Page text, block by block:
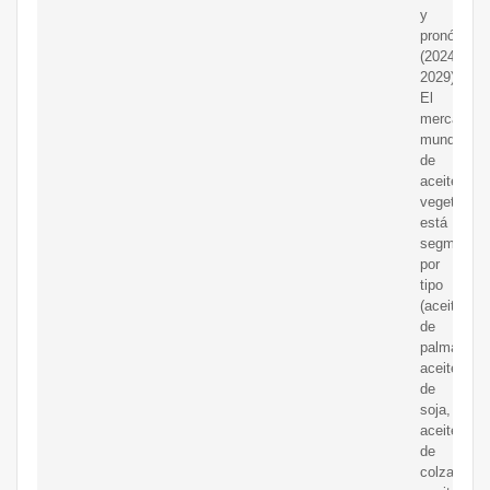
y
(2024-
2029)
El
mercado
mundial
de
aceites
vegetales
está
por
tipo
(aceite
de
palma,
aceite
de
soja,
aceite
de
colza,